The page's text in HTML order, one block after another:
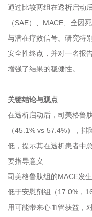
通过比较两组在透析启动
（SAE）、MACE、全因
与潜在疗效信号。研究特
安全性终点，并对一名报
增强了结果的稳健性。
关键结论与观点
在透析启动后，司美格鲁
（45.1% vs 57.4%），
低，提示其在透析患者中
要指导意义
司美格鲁肽组的MACE发
低于安慰剂组（17.0%，
用可能带来心血管获益，